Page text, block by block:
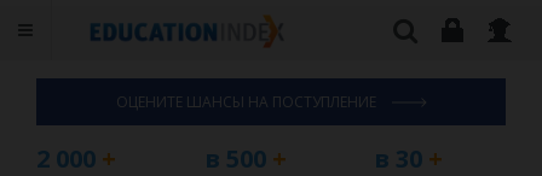
ОЦЕНИТЕ ШАНСЫ НА ПОСТУПЛЕНИЕ
2 000 + в 500 + в 30+